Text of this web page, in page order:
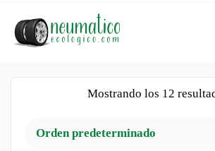
Mostrando los 12